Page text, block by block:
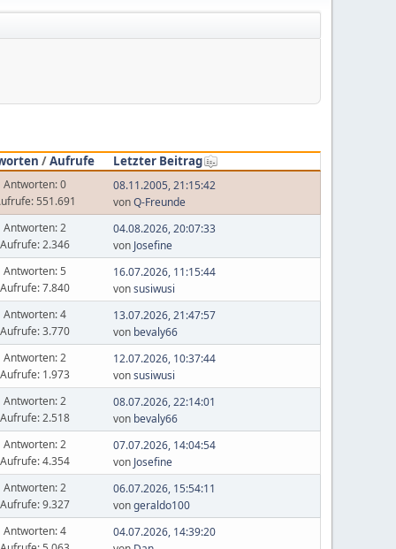
/Aufrufe
Letzter Beitrag
Antworten: 0
551.691
08.11.2005, 21:15:42
vonQ-Freunde
Antworten: 2
Aufrufe: 2.346
04.08.2026, 20:07:33
von Josefine
Antworten: 5
Aufrufe: 7.840
16.07.2026, 11:15:44
vonsusiwusi
Antworten: 4
Aufrufe: 3.770
13.07.2026, 21:47:57
von bevaly66
Antworten: 2
Aufrufe: 1.973
12.07.2026, 10:37:44
vonsusiwusi
Antworten: 2
Aufrufe: 2.518
08.07.2026, 22:14:01
von bevaly66
Antworten: 2
Aufrufe: 4.354
07.07.2026, 14:04:54
von Josefine
Antworten: 2
Aufrufe: 9.327
06.07.2026, 15:54:11
vongeraldo100
Antworten: 4
04.07.2026, 14:39:20